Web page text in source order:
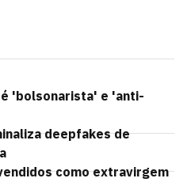
é 'bolsonarista' e 'anti-
deepfakes de
como extravirgem